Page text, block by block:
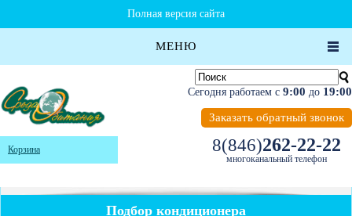
Полная версия сайта
МЕНЮ
Сегодня работаем с 9:00 до 19:00
Заказать обратный звонок
8(846)262-22-22
многоканальный телефон
Корзина
Подбор кондиционера